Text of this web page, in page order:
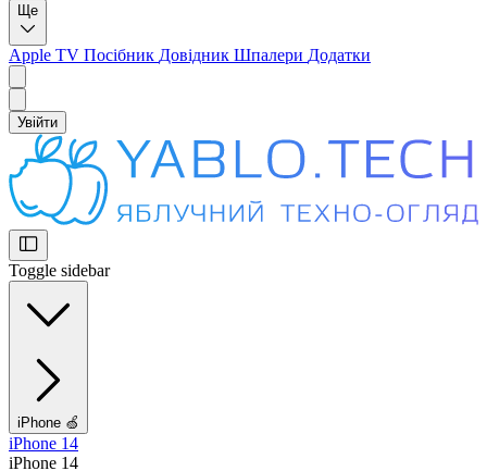
Ще
Apple TV Посібник Довідник Шпалери Додатки
Увійти
Toggle sidebar
iPhone 🍏
iPhone 14
iPhone 14